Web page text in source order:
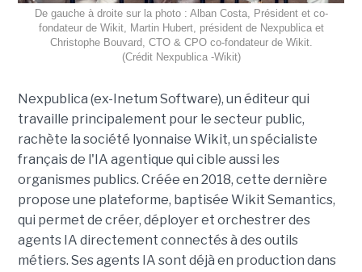
De gauche à droite sur la photo : Alban Costa, Président et co-
fondateur de Wikit, Martin Hubert, président de Nexpublica et
Christophe Bouvard, CTO & CPO co-fondateur de Wikit.
(Crédit Nexpublica -Wikit)
Nexpublica (ex-Inetum Software), un éditeur qui
travaille principalement pour le secteur public,
rachète la société lyonnaise Wikit, un spécialiste
français de l'IA agentique qui cible aussi les
organismes publics. Créée en 2018, cette dernière
propose une plateforme, baptisée Wikit Semantics,
qui permet de créer, déployer et orchestrer des
agents IA directement connectés à des outils
métiers. Ses agents IA sont déjà en production dans